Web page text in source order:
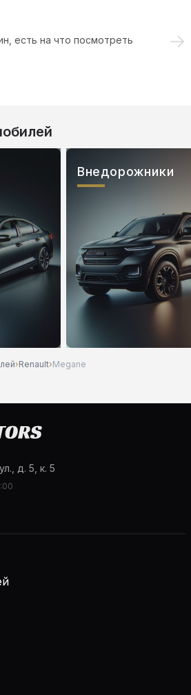
есть на что посмотреть
Внедорожники
›Renault›Megane
д. 5, к. 5